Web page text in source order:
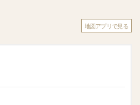
地図アプリで見る